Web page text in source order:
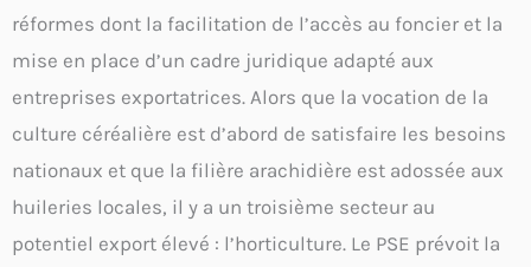
réformes dont la facilitation de l’accès au foncier et la
mise en place d’un cadre juridique adapté aux
entreprises exportatrices. Alors que la vocation de la
culture céréalière est d’abord de satisfaire les besoins
nationaux et que la filière arachidière est adossée aux
huileries locales, il y a un troisième secteur au
potentiel export élevé : l’horticulture. Le PSE prévoit la